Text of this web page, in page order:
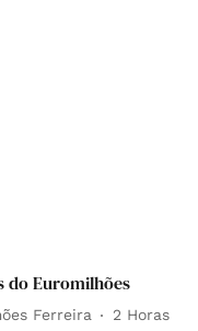
do Euromilhões
Ferreira 2 Horas